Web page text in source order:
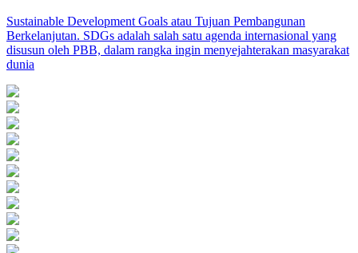
Sustainable Development Goals atau Tujuan Pembangunan
Berkelanjutan. SDGs adalah salah satu agenda internasional yang
disusun oleh PBB, dalam rangka ingin menyejahterakan masyarakat
dunia